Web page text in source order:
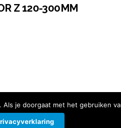
Z 120-300MM
je doorgaat met het gebruiken